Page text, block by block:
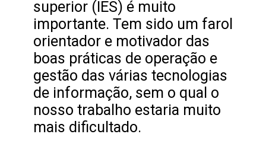
superior (IES) é muito
importante. Tem sido um farol
orientador e motivador das
boas práticas de operação e
gestão das várias tecnologias
de informação, sem o qual o
nosso trabalho estaria muito
mais dificultado.